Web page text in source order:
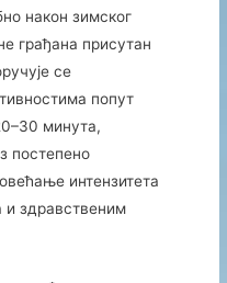
након зимског
грађана присутан
се
попут
минута,
постепено
интензитета
и здравственим